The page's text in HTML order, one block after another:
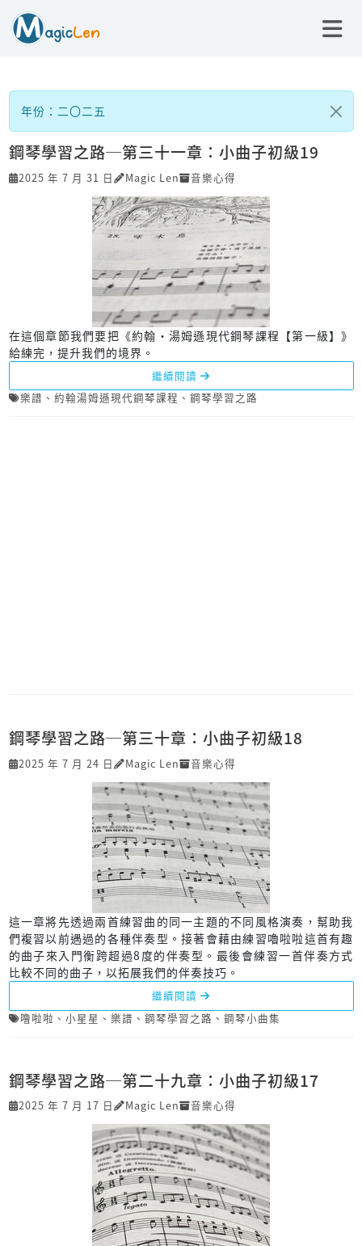
年份：二〇二五
鋼琴學習之路─第三十一章：小曲子初級19
2025 年 7 月 31 日 Magic Len 音樂心得
在這個章節我們要把《約翰‧湯姆遜現代鋼琴課程【第一級】》
給練完，提升我們的境界。
繼續閱讀
樂譜 、 約翰湯姆遜現代鋼琴課程 、 鋼琴學習之路
鋼琴學習之路─第三十章：小曲子初級18
2025 年 7 月 24 日 Magic Len 音樂心得
這一章將先透過兩首練習曲的同一主題的不同風格演奏，幫助我
們複習以前遇過的各種伴奏型。接著會藉由練習嚕啦啦這首有趣
的曲子來入門衡跨超過8度的伴奏型。最後會練習一首伴奏方式
比較不同的曲子，以拓展我們的伴奏技巧。
繼續閱讀
噜啦啦 、 小星星 、 樂譜 、 鋼琴學習之路 、 鋼琴小曲集
鋼琴學習之路─第二十九章：小曲子初級17
2025 年 7 月 17 日 Magic Len 音樂心得